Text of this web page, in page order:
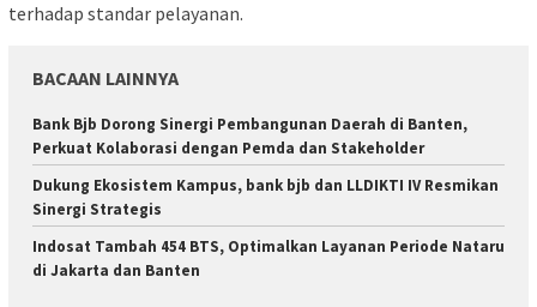
terhadap standar pelayanan.
BACAAN LAINNYA
Bank Bjb Dorong Sinergi Pembangunan Daerah di Banten,
Perkuat Kolaborasi dengan Pemda dan Stakeholder
Dukung Ekosistem Kampus, bank bjb dan LLDIKTI IV Resmikan
Sinergi Strategis
Indosat Tambah 454 BTS, Optimalkan Layanan Periode Nataru
di Jakarta dan Banten